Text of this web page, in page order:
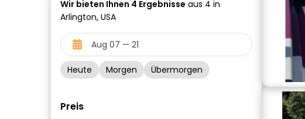
Wir bieten Ihnen 4 Ergebnisse aus 4 in
Arlington, USA
Heute Morgen Übermorgen
Preis